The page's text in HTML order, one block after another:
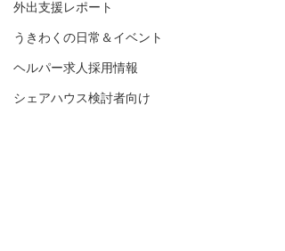
外出支援レポート
うきわくの日常＆イベント
ヘルパー求人採用情報
シェアハウス検討者向け